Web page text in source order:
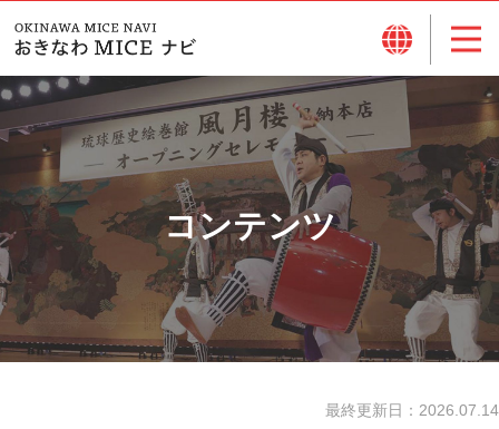
コンテンツ
最終更新日： 2026.07.14